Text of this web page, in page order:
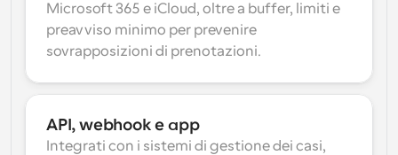
Microsoft 365 e iCloud, oltre a buffer, limiti e
preavviso minimo per prevenire
sovrapposizioni di prenotazioni.
API, webhook e app
Integrati con i sistemi di gestione dei casi,